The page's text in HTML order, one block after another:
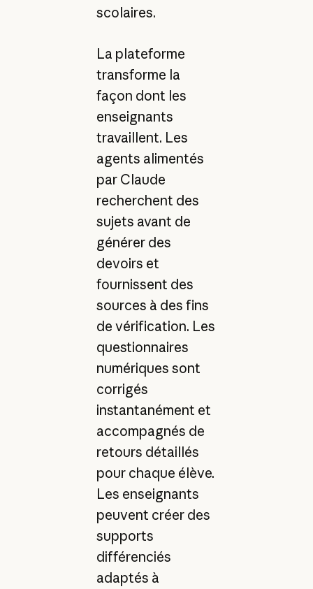
scolaires.
La plateforme
transforme la
façon dont les
enseignants
travaillent. Les
agents alimentés
par Claude
recherchent des
sujets avant de
générer des
devoirs et
fournissent des
sources à des fins
de vérification. Les
questionnaires
numériques sont
corrigés
instantanément et
accompagnés de
retours détaillés
pour chaque élève.
Les enseignants
peuvent créer des
supports
différenciés
adaptés à